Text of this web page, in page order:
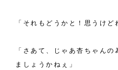
「それもどうかと！思うけど
「さあて、じゃあ杏ちゃんの
ましょうかねぇ」